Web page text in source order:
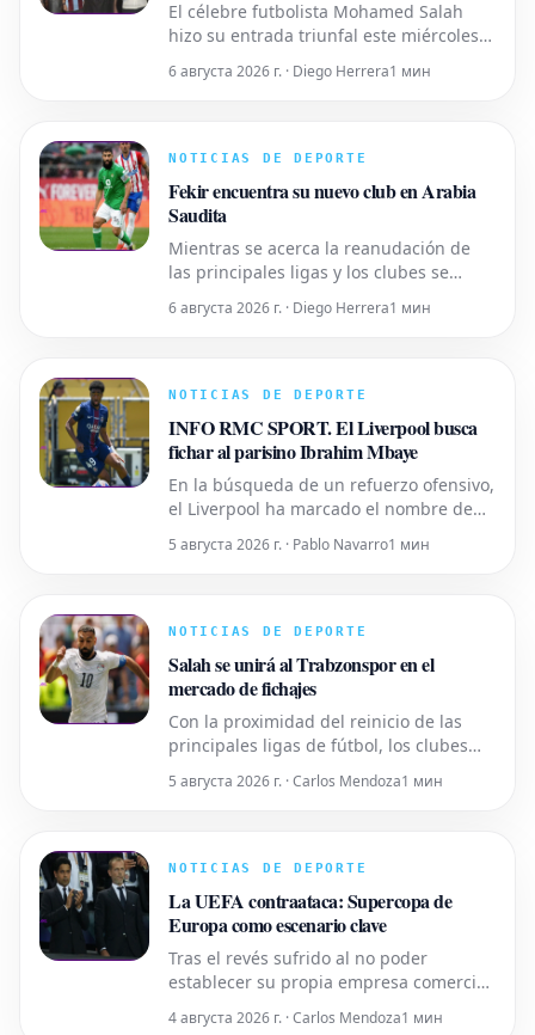
El célebre futbolista Mohamed Salah
hizo su entrada triunfal este miércoles
sometió a los exámenes médicos
El exjugador del Liverpool fue recibido
6 августа 2026 г. · Diego Herrera1 мин
NOTICIAS DE DEPORTE
Fekir encuentra su nuevo club en Arabia
Saudita
Mientras se acerca la reanudación de
las principales ligas y los clubes se
de fichajes de verano, Nabil Fekir ha
desde el PSG que sigue al portero
6 августа 2026 г. · Diego Herrera1 мин
NOTICIAS DE DEPORTE
INFO RMC SPORT. El Liverpool busca
fichar al parisino Ibrahim Mbaye
En la búsqueda de un refuerzo ofensivo,
el Liverpool ha marcado el nombre de
comiencen las conversaciones entre los
Paralelamente a este caso, los de Anfield
5 августа 2026 г. · Pablo Navarro1 мин
NOTICIAS DE DEPORTE
Salah se unirá al Trabzonspor en el
mercado de fichajes
Con la proximidad del reinicio de las
principales ligas de fútbol, los clubes
reforzarse durante el mercado de
peina el mercado en busca de refuerzos
5 августа 2026 г. · Carlos Mendoza1 мин
NOTICIAS DE DEPORTE
La UEFA contraataca: Supercopa de
Europa como escenario clave
Tras el revés sufrido al no poder
establecer su propia empresa comercial,
posición de debilidad. La UEFA, por su
4 августа 2026 г. · Carlos Mendoza1 мин